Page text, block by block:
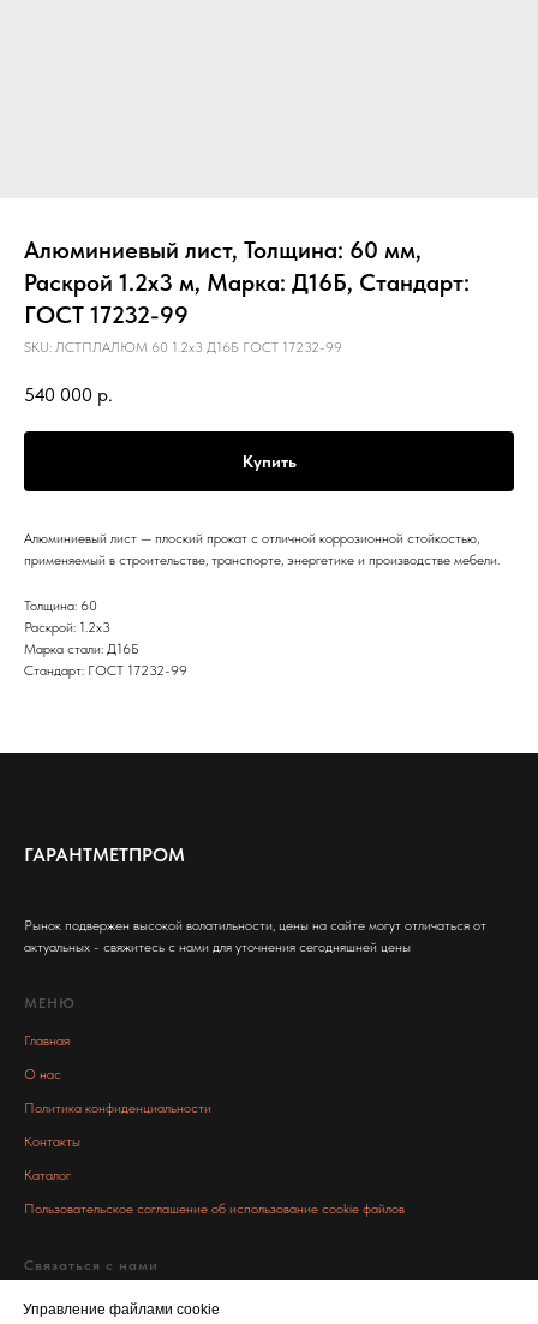
Управление файлами cookie
Алюминиевый лист, Толщина: 60 мм,
Раскрой 1.2х3 м, Марка: Д16Б, Стандарт:
ГОСТ 17232-99
SKU: ЛСТПЛАЛЮМ 60 1.2х3 Д16Б ГОСТ 17232-99
540 000 р.
Купить
Алюминиевый лист — плоский прокат с отличной коррозионной стойкостью,
применяемый в строительстве, транспорте, энергетике и производстве мебели.
Толщина: 60
Раскрой: 1.2х3
Марка стали: Д16Б
Стандарт: ГОСТ 17232-99
ГАРАНТМЕТПРОМ
Рынок подвержен высокой волатильности, цены на сайте могут отличаться от
актуальных - свяжитесь с нами для уточнения сегодняшней цены
МЕНЮ
Главная
О нас
Политика конфиденциальности
Контакты
Каталог
Пользовательское соглашение об использование cookie файлов
Связаться с нами
info@garant-metall.ru